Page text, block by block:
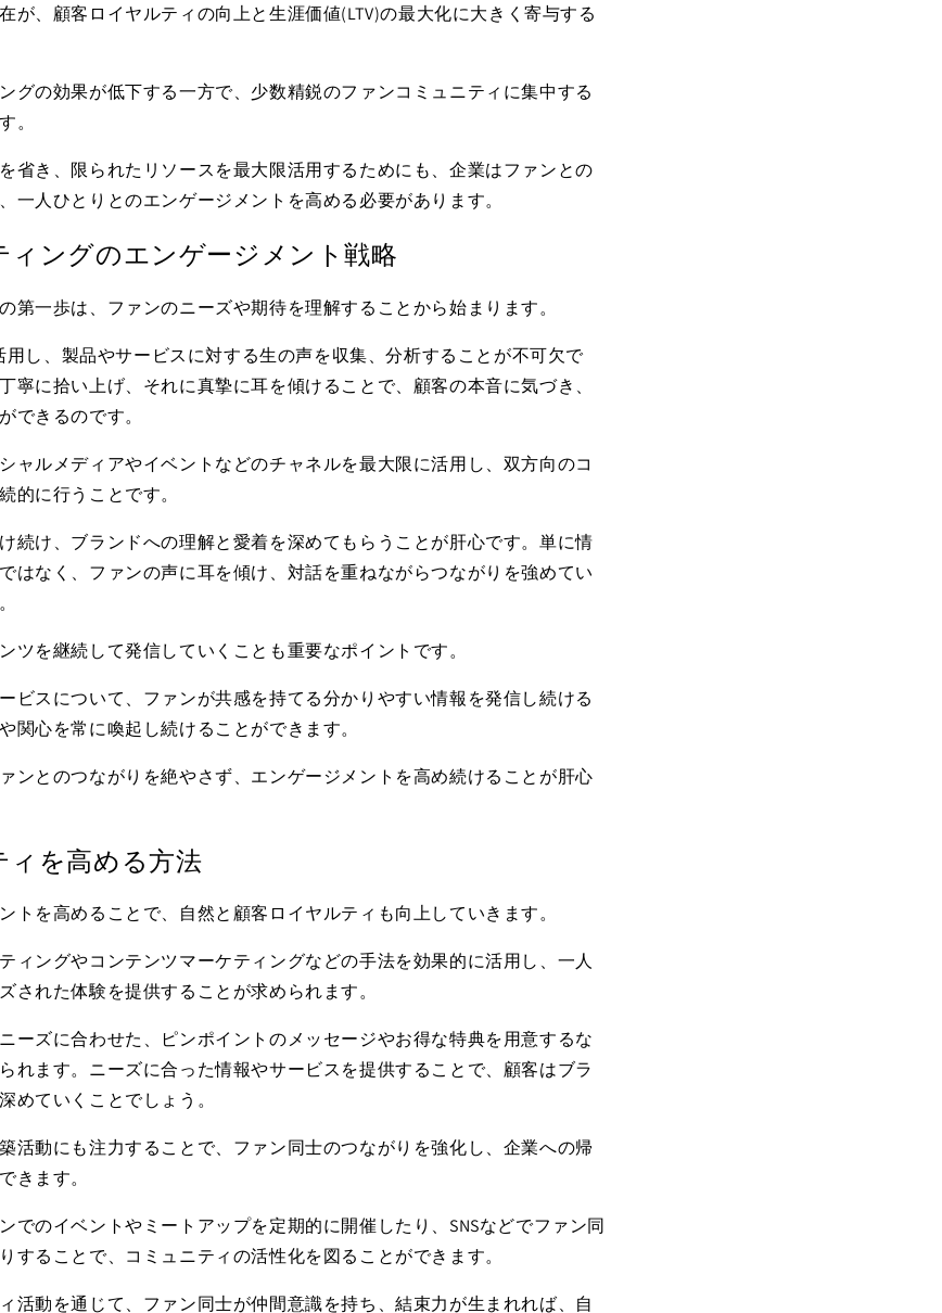
が、顧客ロイヤルティの向上と生涯価値(LTV)の最大化に大きく寄与する
グの効果が低下する一方で、少数精鋭のファンコミュニティに集中する
。
省き、限られたリソースを最大限活用するためにも、企業はファンとの
一人ひとりとのエンゲージメントを高める必要があります。
ィングのエンゲージメント戦略
第一歩は、ファンのニーズや期待を理解することから始まります。
用し、製品やサービスに対する生の声を収集、分析することが不可欠で
寧に拾い上げ、それに真摯に耳を傾けることで、顧客の本音に気づき、
できるのです。
ャルメディアやイベントなどのチャネルを最大限に活用し、双方向のコ
的に行うことです。
続け、ブランドへの理解と愛着を深めてもらうことが肝心です。単に情
はなく、ファンの声に耳を傾け、対話を重ねながらつながりを強めてい
ツを継続して発信していくことも重要なポイントです。
ビスについて、ファンが共感を持てる分かりやすい情報を発信し続ける
関心を常に喚起し続けることができます。
ンとのつながりを絶やさず、エンゲージメントを高め続けることが肝心
ィを高める方法
トを高めることで、自然と顧客ロイヤルティも向上していきます。
ィングやコンテンツマーケティングなどの手法を効果的に活用し、一人
された体験を提供することが求められます。
ーズに合わせた、ピンポイントのメッセージやお得な特典を用意するな
れます。ニーズに合った情報やサービスを提供することで、顧客はブラ
めていくことでしょう。
活動にも注力することで、ファン同士のつながりを強化し、企業への帰
きます。
でのイベントやミートアップを定期的に開催したり、SNSなどでファン同
することで、コミュニティの活性化を図ることができます。
活動を通じて、ファン同士が仲間意識を持ち、結束力が生まれれば、自